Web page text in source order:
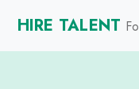
HIRE TALENT